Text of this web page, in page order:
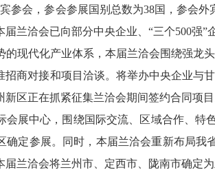
参会，参会参展国别总数为38国，参会
兰洽会已向部分中央企业、“三个500强
的现代化产业体系，本届兰洽会围绕强龙
商对接和项目洽谈。将举办中央企业与
区正在抓紧征集兰洽会期间签约合同项目
会展中心，围绕国际交流、区域合作、特
确定参展。同时，本届兰洽会重新布局
兰洽会将兰州市、定西市、陇南市确定